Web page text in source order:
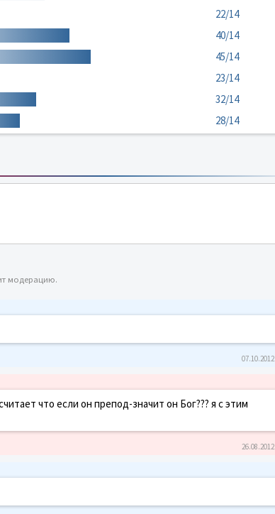
22/14
40/14
45/14
23/14
32/14
28/14
модерацию.
что если он препод-значит он Бог??? я с этим